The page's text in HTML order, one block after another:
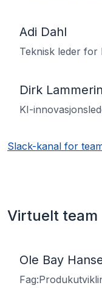
Adi Dahl
Teknisk leder for
Dirk
KI-
Slack-kanal for
Virtuelt team
Ole Bay